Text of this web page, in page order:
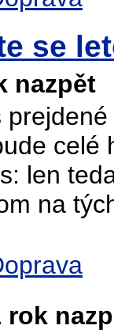
se
nazpět
celé
len
na
rok